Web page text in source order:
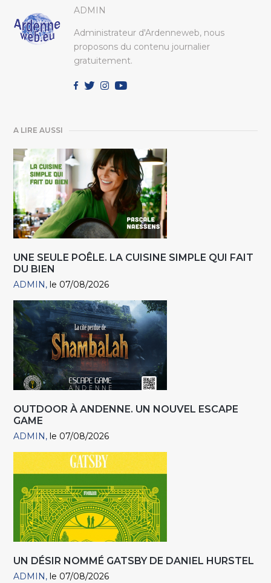
ADMIN
Administrateur d'Ardenneweb, nous
proposons du contenu journalier
gratuitement.
A LIRE AUSSI
UNE SEULE POÊLE. LA CUISINE SIMPLE QUI FAIT
DU BIEN
ADMIN le 07/08/2026
OUTDOOR À ANDENNE. UN NOUVEL ESCAPE
GAME
ADMIN le 07/08/2026
UN DÉSIR NOMMÉ GATSBY DE DANIEL HURSTEL
ADMIN le 07/08/2026